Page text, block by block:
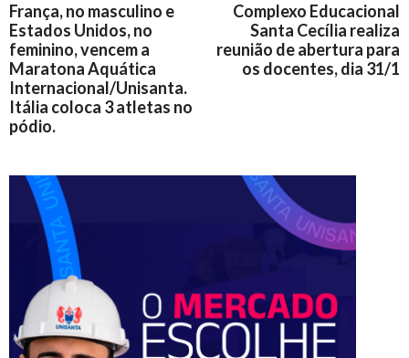
França, no masculino e
Estados Unidos, no
feminino, vencem a
Maratona Aquática
Internacional/Unisanta.
Itália coloca 3 atletas no
pódio.
Complexo Educacional
Santa Cecília realiza
reunião de abertura para
os docentes, dia 31/1